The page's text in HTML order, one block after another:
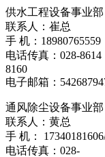
供水工程设备事业
联系人：崔总
手 机：18980765559
电话传真：028-8614
电子邮箱：
通风除尘设备事业
联系人：黄总
手 机：
电话传真：028-